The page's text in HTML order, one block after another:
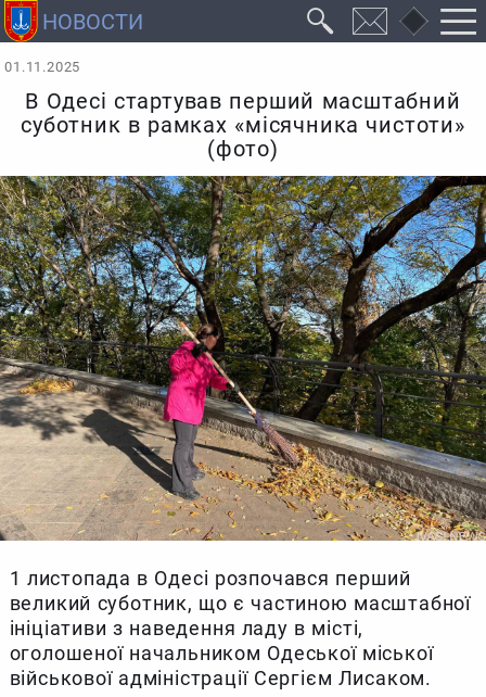
01.11.2025
В Одесі стартував перший масштабний
суботник в рамках «місячника чистоти»
(фото)
1 листопада в Одесі розпочався перший
великий суботник, що є частиною масштабної
ініціативи з наведення ладу в місті,
оголошеної начальником Одеської міської
військової адміністрації Сергієм Лисаком.